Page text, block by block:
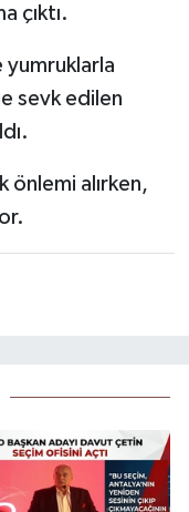
çıktı.
yumruklarla
sevk edilen
önlemi alırken,